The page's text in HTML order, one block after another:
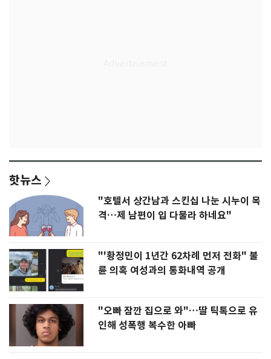
핫뉴스
"호텔서 상간남과 스킨십 나눈 시누이 목
격…제 남편이 입 다물라 하네요"
"'황정민이 1년간 62차례 먼저 전화" 불
륜 의혹 여성과의 통화내역 공개
"오빠 잠깐 집으로 와"…딸 틱톡으로 유
인해 성폭행 복수한 아빠